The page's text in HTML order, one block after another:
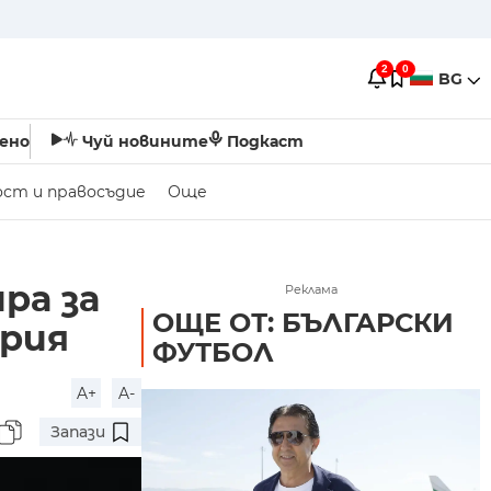
2 0 BG
Чуй новините Подкаст
и правосъдие Още
за
A+
A-
Запази
Реклама
ОЩЕ ОТ: БЪЛГАРСКИ
ФУТБОЛ